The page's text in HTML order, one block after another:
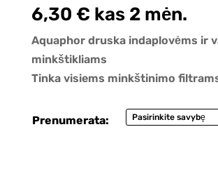
6,30 € kas 2 mėn.
Aquaphor druska indaplovėms ir
minkštikliams
Tinka visiems minkštinimo
Prenumerata: